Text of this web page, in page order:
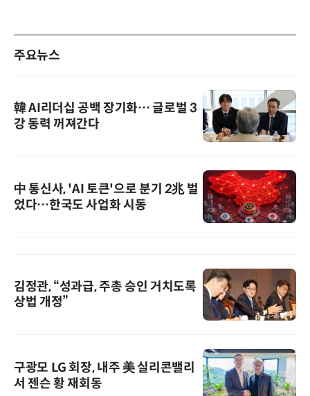
주요뉴스
韓 AI리더십 공백 장기화… 글로벌 3
강 동력 꺼져간다
中 통신사, 'AI 토큰'으로 분기 2兆 벌
었다…한국도 사업화 시동
김정관, “성과급, 주총 승인 거치도록
상법 개정”
구광모 LG 회장, 내주 美 실리콘밸리
서 젠슨 황 재회동